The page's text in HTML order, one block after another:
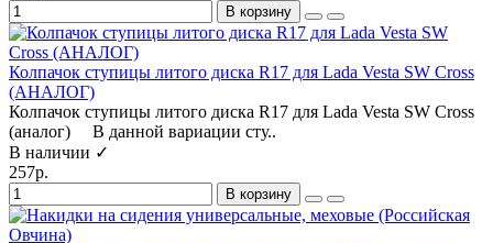
В корзину
Колпачок ступицы литого диска R17 для Lada Vesta SW Cross
(АНАЛОГ)
Колпачок ступицы литого диска R17 для Lada Vesta SW Cross
(аналог) В данной вариации сту..
В наличии ✓
257р.
В корзину